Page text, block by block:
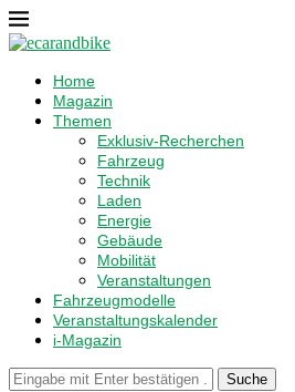
Home
Magazin
Themen
Exklusiv-Recherchen
Fahrzeug
Technik
Laden
Energie
Gebäude
Mobilität
Veranstaltungen
Fahrzeugmodelle
Veranstaltungskalender
i-Magazin
Suche